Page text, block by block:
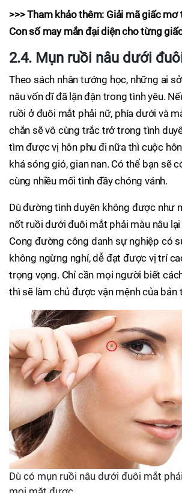
>>> Tham khảo thêm: Giải mã giấc
Con số may mắn đại diện cho từng
2.4. Mụn ruồi nâu dưới
Theo sách nhân tướng học, những ai
nâu vốn dĩ đã lận đận trong tình yêu.
ruồi ở đuôi mắt phải nữ, phía dưới và
chắn sẽ vô cùng trắc trở trong tình
tìm được vị hôn phu đi nữa thì cuộc
khá sóng gió, gian nan. Có thể bạn sẽ
cùng nhiều mối tình đầy chóng vánh.
Dù đường tình duyên không được như
nốt ruồi dưới đuôi mắt phải màu nâu
Cong đường công danh sự nghiệp có
không ngừng nghỉ, dễ đạt được vị trí
trọng vọng. Chỉ cần mọi người biết
thì sẽ làm chủ được vận mệnh của bản
Dù có mụn ruồi nâu dưới đuôi mắt